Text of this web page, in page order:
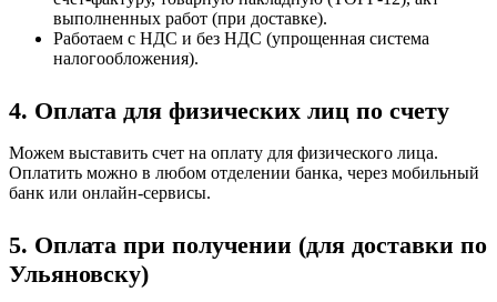
выполненных работ (при доставке).
Работаем с НДС и без НДС (упрощенная система
налогообложения).
4. Оплата для физических лиц по счету
Можем выставить счет на оплату для физического лица.
Оплатить можно в любом отделении банка, через мобильный
банк или онлайн-сервисы.
5. Оплата при получении (для доставки по
Ульяновску)